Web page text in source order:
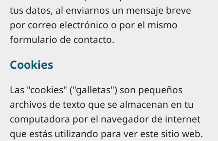
tus datos, al enviarnos un mensaje breve
por correo electrónico o por el mismo
formulario de contacto.
Cookies
Las "cookies" ("galletas") son pequeños
archivos de texto que se almacenan en tu
computadora por el navegador de internet
que estás utilizando para ver este sitio web.